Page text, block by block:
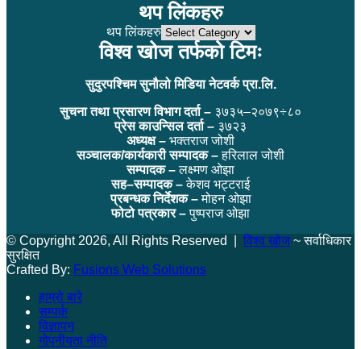
थप लिंकहरु
थप लिंकहरु
विश्व खोज तर्फको टिमः
सुदुरपश्चिम सुनौलो मिडिया नेटवर्क प्रा.लि.
सुचना तथा प्रसारण विभाग दर्ता – ३७३५–२०७९÷८०
प्रेस काउन्सिल दर्ता – ३७२३
अध्यक्ष – भक्तराज जोशी
सञ्चालक/कार्यकारी सम्पादक –हरिलाल जोशी
सम्पादक –लक्ष्मण ओझा
सह–सम्पादक –केशव भट्टराई
प्रबन्धक निर्देशक –मोहन ओझा
फोटो पत्रकार –पुष्पराज ओझा
© Copyright 2026, All Rights Reserved | विश्व खोज~ सर्वाधिकार
सुरक्षित
Crafted By: Fusions Web Solutions
हाम्रो बारे
सम्पर्क
विज्ञापन
गोपनीयता नीति